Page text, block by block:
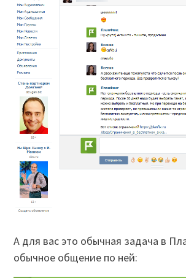
А для вас это обычная задача в
обычное общение по ней: